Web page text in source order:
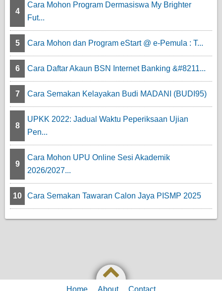
4
Cara Mohon Program Dermasiswa My Brighter
Fut...
5 Cara Mohon dan Program eStart @ e-Pemula : T...
6 Cara Daftar Akaun BSN Internet Banking &#8211...
7 Cara Semakan Kelayakan Budi MADANI (BUDI95)
8
UPKK 2022: Jadual Waktu Peperiksaan Ujian
Pen...
9
Cara Mohon UPU Online Sesi Akademik
2026/2027...
10 Cara Semakan Tawaran Calon Jaya PISMP 2025
Home About Contact